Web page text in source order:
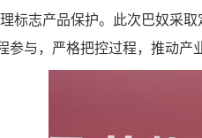
标志产品保护。此次巴奴采
参与，严格把控过程，推动产